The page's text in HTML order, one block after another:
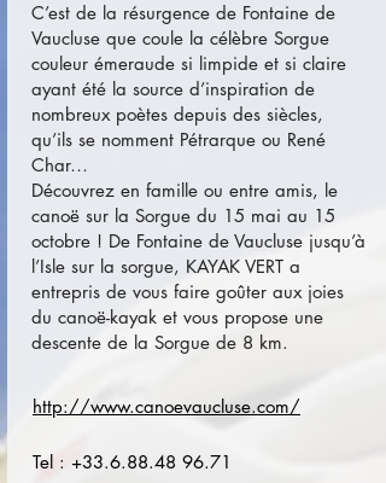
C’est de la résurgence de Fontaine de
Vaucluse que coule la célèbre Sorgue
couleur émeraude si limpide et si claire
ayant été la source d’inspiration de
nombreux poètes depuis des siècles,
qu’ils se nomment Pétrarque ou René
Char…
Découvrez en famille ou entre amis, le
canoë sur la Sorgue du 15 mai au 15
octobre ! De Fontaine de Vaucluse jusqu’à
l’Isle sur la sorgue, KAYAK VERT a
entrepris de vous faire goûter aux joies
du canoë-kayak et vous propose une
descente de la Sorgue de 8 km.
http://www.canoevaucluse.com/
Tel : +33.6.88.48 96.71